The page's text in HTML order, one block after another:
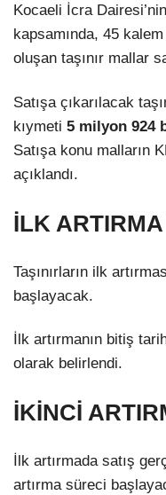
Kocaeli İcra
kapsamında, 45
oluşan taşınır mallar
Satışa çıkarılacak
kıymeti 5 milyon 924
Satışa konu malların
açıklandı.
İLK
Taşınırların ilk
başlayacak.
İlk artırmanın bitiş
olarak belirlendi.
İKİNCİ
İlk artırmada satış
artırma süreci